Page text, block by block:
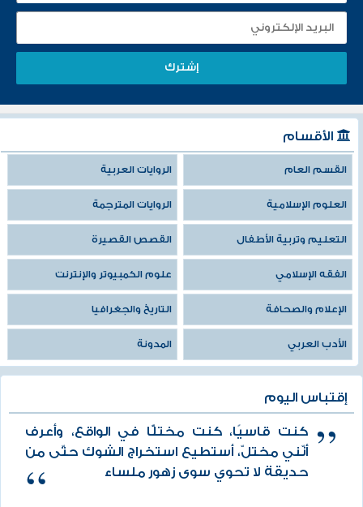
الأقسام
القسم العام الروايات العربية
العلوم الإسلامية الروايات المترجمة
التعليم وتربية الأطفال القصص القصيرة
الفقه الإسلامي علوم الكمبيوتر والإنترنت
الإعلام والصحافة التاريخ والجغرافيا
الأدب العربي المدونة
إقتباس اليوم
كنت قاسيًا، كنت مختلًّا في الواقع، وأعرف
أنّني مختلّ، أستطيع استخراج الشوك حتّى من
حديقة لا تحوي سوى زهور ملساء